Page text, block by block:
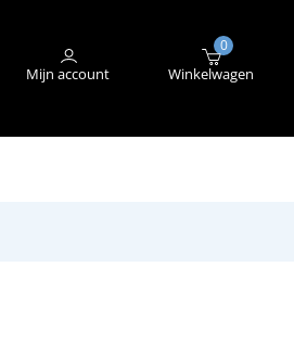
Mijn account
0
Winkelwagen
STORING MELDEN